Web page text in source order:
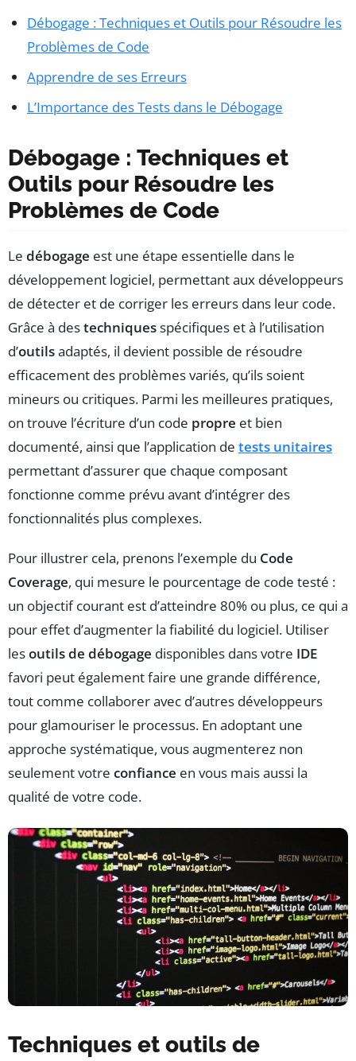
Débogage : Techniques et Outils pour Résoudre les
Problèmes de Code
Apprendre de ses Erreurs
L’Importance des Tests dans le Débogage
Débogage : Techniques et
Outils pour Résoudre les
Problèmes de Code
Le débogage est une étape essentielle dans le
développement logiciel, permettant aux développeurs
de détecter et de corriger les erreurs dans leur code.
Grâce à destechniquesspécifiques et à l’utilisation
d’outilsadaptés, il devient possible de résoudre
efficacement des problèmes variés, qu’ils soient
mineurs ou critiques. Parmi les meilleures pratiques,
on trouve l’écriture d’un code propre et bien
documenté, ainsi que l’application de tests unitaires
permettant d’assurer que chaque composant
fonctionne comme prévu avant d’intégrer des
fonctionnalités plus complexes.
Pour illustrer cela, prenons l’exemple du Code
Coverage, qui mesure le pourcentage de code testé :
un objectif courant est d’atteindre 80% ou plus, ce qui a
pour effet d’augmenter la fiabilité du logiciel. Utiliser
lesoutils de débogage disponibles dans votre IDE
favori peut également faire une grande différence,
tout comme collaborer avec d’autres développeurs
pour glamouriser le processus. En adoptant une
approche systématique, vous augmenterez non
seulement votre confiance en vous mais aussi la
qualité de votre code.
Techniques et outils de